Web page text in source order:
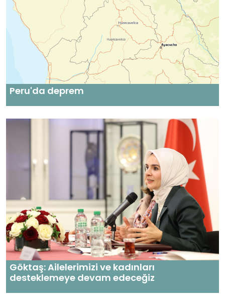
Peru'da deprem
Göktaş: Ailelerimizi ve kadınları
desteklemeye devam edeceğiz